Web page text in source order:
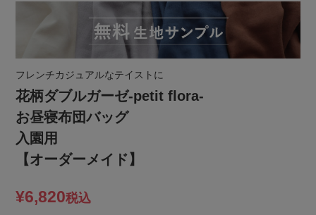
フレンチカジュアルなテイストに
花柄ダブルガーゼ-petit flora-
お昼寝布団バッグ
入園用
【オーダーメイド】
¥6,820税込